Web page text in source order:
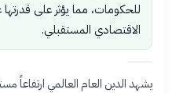
للحكومات، مما يؤثر على قدرتها
الاقتصادي المستقبلي.
يشهد الدين العام العالمي ارتفاعاً